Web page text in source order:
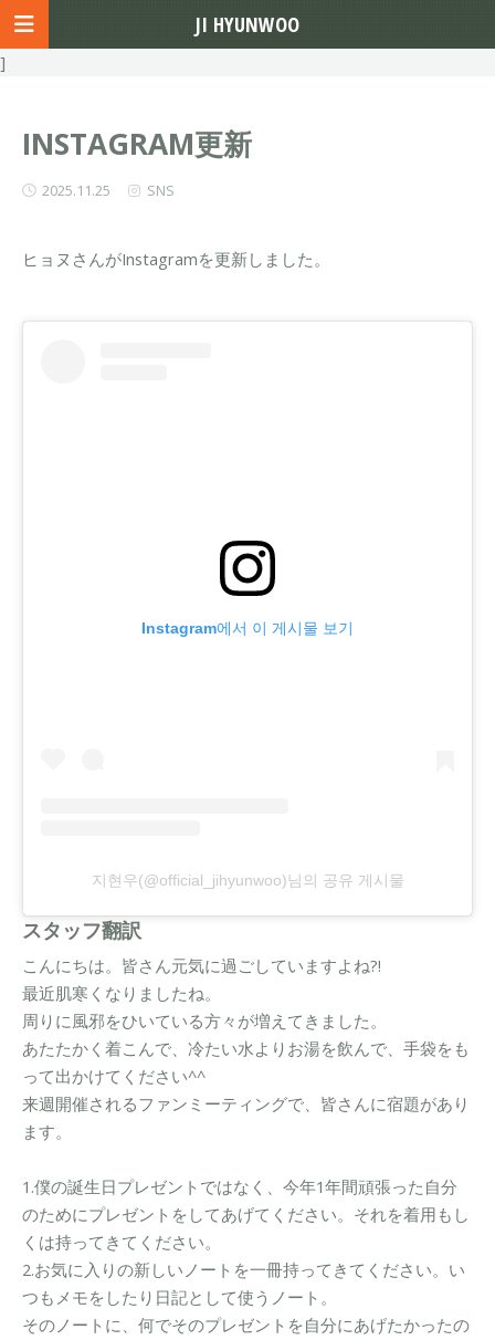
]
INSTAGRAM更新
2025.11.25 SNS
ヒョヌさんがInstagramを更新しました。
Instagram에서 이 게시물 보기
지현우(@official_jihyunwoo)님의 공유 게시물
スタッフ翻訳
こんにちは。皆さん元気に過ごしていますよね?!
最近肌寒くなりましたね。
周りに風邪をひいている方々が増えてきました。
あたたかく着こんで、冷たい水よりお湯を飲んで、手袋をも
って出かけてください^^
来週開催されるファンミーティングで、皆さんに宿題があり
ます。
1.僕の誕生日プレゼントではなく、今年1年間頑張った自分
のためにプレゼントをしてあげてください。それを着用もし
くは持ってきてください。
2.お気に入りの新しいノートを一冊持ってきてください。い
つもメモをしたり日記として使うノート。
そのノートに、何でそのプレゼントを自分にあげたかったの
JI HYUNWOO